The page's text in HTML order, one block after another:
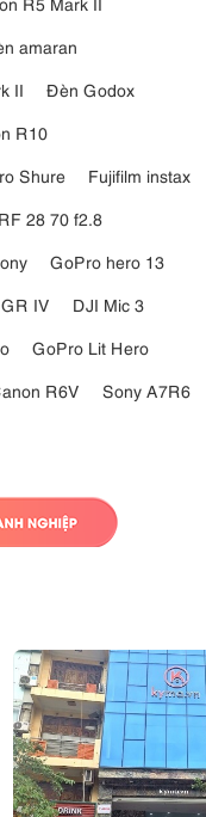
amaran
II
Đèn Godox
R10
Shure
Fujifilm instax
28 70 f2.8
GoPro hero 13
IV
DJI Mic 3
GoPro Lit Hero
R6V
Sony A7R6